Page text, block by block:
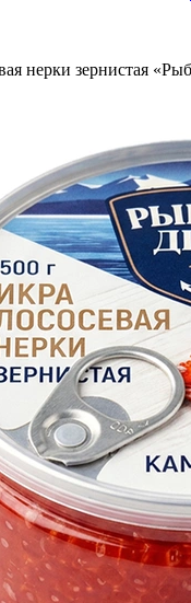
нерки зернистая